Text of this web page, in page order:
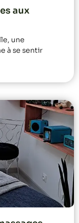
aux
une
à se sentir